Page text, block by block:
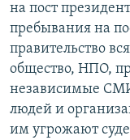
на пост
пребывания на
правительство
общество, НПО,
независимые
людей и
им угрожают